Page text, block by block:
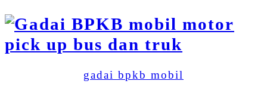
gadai bpkb mobil